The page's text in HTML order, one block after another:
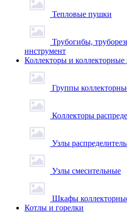
Тепловые пушки
Трубогибы,
инструмент
Коллекторы и
Группы
Коллекторы
Узлы
Узлы смесительные
Шкафы
Котлы и горелки